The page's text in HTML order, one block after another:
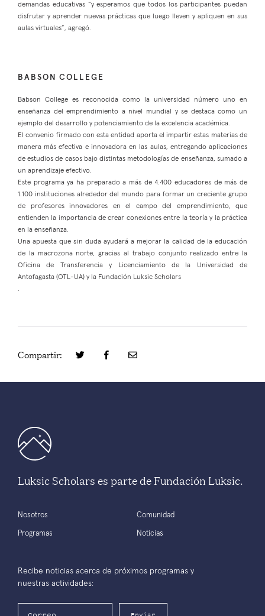
demandas educativas “y esperamos que todos los participantes puedan
disfrutar y aprender nuevas prácticas que luego lleven y apliquen en sus
aulas virtuales”, agregó.
BABSON COLLEGE
Babson College es reconocida como la universidad número uno en
enseñanza del emprendimiento a nivel mundial y se destaca como un
ejemplo del desarrollo y potenciamiento de la excelencia académica.
El convenio firmado con esta entidad aporta el impartir estas materias de
manera más efectiva e innovadora en las aulas, entregando aplicaciones
de estudios de casos bajo distintas metodologías de enseñanza, sumado a
un aprendizaje efectivo.
Este programa ya ha preparado a más de 4.400 educadores de más de
1.100 instituciones alrededor del mundo para formar un creciente grupo
de profesores innovadores en el campo del emprendimiento, que
entienden la importancia de crear conexiones entre la teoría y la práctica
en la enseñanza.
Una apuesta que sin duda ayudará a mejorar la calidad de la educación
de la macrozona norte, gracias al trabajo conjunto realizado entre la
Oficina de Transferencia y Licenciamiento de la Universidad de
Antofagasta (OTL-UA) y la Fundación Luksic Scholars
.
Compartir:
Luksic Scholars es parte de Fundación Luksic.
Nosotros
Programas
Comunidad
Noticias
Recibe noticias acerca de próximos programas y
nuestras actividades: